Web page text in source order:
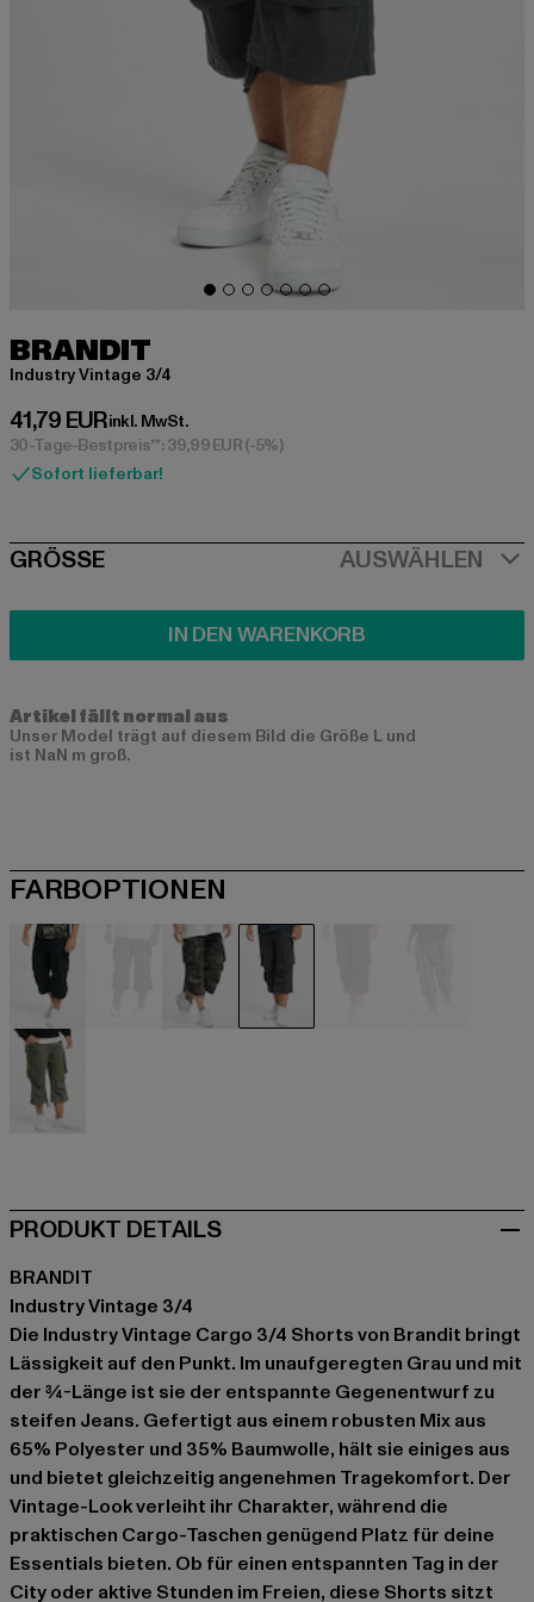
BRANDIT
Industry Vintage 3/4
41,79 EUR
Derzeitiger Preis: 41,79 EUR
inkl. MwSt.
30-Tage-Bestpreis**: 39,99 EUR(-5%)
Sofort lieferbar!
SIZE
GRÖSSE AUSWÄHLEN
IN DEN WARENKORB
Artikel fällt normal aus
Unser Model trägt auf diesem Bild die Größe L und
ist NaN m groß.
FARBOPTIONEN
schwarz
PRODUKT DETAILS
BRANDIT
Industry Vintage 3/4
Die Industry Vintage Cargo 3/4 Shorts von Brandit bringt
Lässigkeit auf den Punkt. Im unaufgeregten Grau und mit
der ¾-Länge ist sie der entspannte Gegenentwurf zu
steifen Jeans. Gefertigt aus einem robusten Mix aus
65% Polyester und 35% Baumwolle, hält sie einiges aus
und bietet gleichzeitig angenehmen Tragekomfort. Der
Vintage-Look verleiht ihr Charakter, während die
praktischen Cargo-Taschen genügend Platz für deine
Essentials bieten. Ob für einen entspannten Tag in der
City oder aktive Stunden im Freien, diese Shorts sitzt